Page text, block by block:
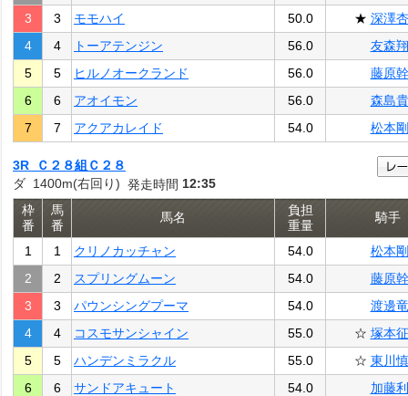
3
3 モモハイ 50.0 ★ 深澤杏
4
4 トーアテンジン 56.0
友森翔
5
5 ヒルノオークランド 56.0
藤原幹
6
6 アオイモン 56.0
森島貴
7
7 アクアカレイド 54.0 松本剛
3R Ｃ２８組Ｃ２８
ダ 1400m(右回り) 発走時間 12:35
枠
番
馬
番
馬名
負担
重量
騎手
1 1 クリノカッチャン 54.0
松本剛
2
2 スプリングムーン 54.0
藤原幹
3
3 パウンシングプーマ 54.0
渡邊竜
4
4 コスモサンシャイン 55.0 ☆ 塚本征
5
5 ハンデンミラクル 55.0 ☆ 東川慎
6
6 サンドアキュート 54.0
加藤利